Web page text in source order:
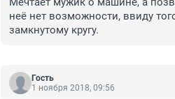
неё нет возможности, ввиду
замкнутому кругу.
Гость
1 ноября 2018, 09:56